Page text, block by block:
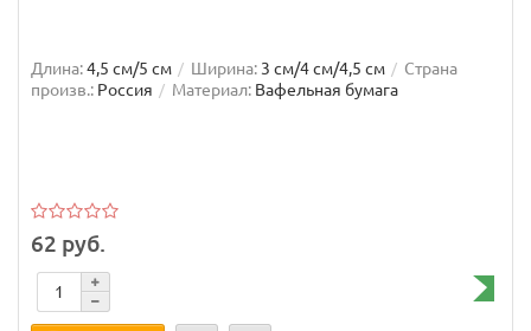
Длина:4,5 см/5 см Ширина: 3 см/4 см/4,5 см
Страна
произв.: Россия Материал: Вафельная бумага
62 руб.